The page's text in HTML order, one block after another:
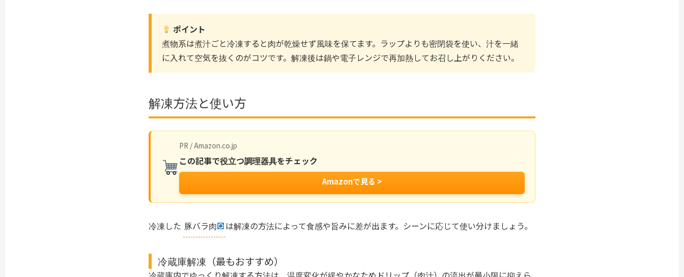
ポイント
煮物系は煮汁ごと冷凍すると肉が乾燥せず風味を保てます。ラップよりも密閉袋を使い、汁を一緒
に入れて空気を抜くのがコツです。解凍後は鍋や電子レンジで再加熱してお召し上がりください。
解凍方法と使い方
PR / Amazon.co.jp
この記事で役立つ調理器具をチェック
Amazonで見る >
冷凍した 豚バラ肉 は解凍の方法によって食感や旨みに差が出ます。シーンに応じて使い分けましょう。
冷蔵庫解凍（最もおすすめ）